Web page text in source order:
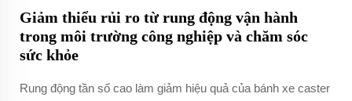
Giảm thiểu rủi ro từ rung động vận hành
trong môi trường công nghiệp và chăm sóc
sức khỏe
Rung động tần số cao làm giảm hiệu quả của bánh xe caster